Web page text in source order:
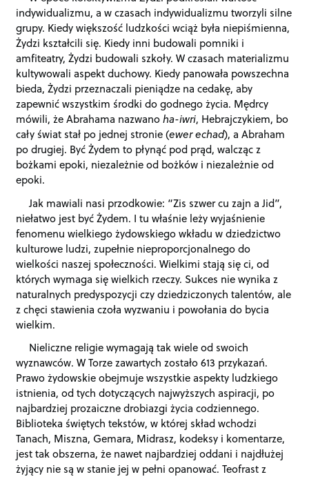
indywidualizmu, a w czasach indywidualizmu tworzyli silne
grupy. Kiedy większość ludzkości wciąż była niepiśmienna,
Żydzi kształcili się. Kiedy inni budowali pomniki i
amfiteatry, Żydzi budowali szkoły. W czasach materializmu
kultywowali aspekt duchowy. Kiedy panowała powszechna
bieda, Żydzi przeznaczali pieniądze na cedakę, aby
zapewnić wszystkim środki do godnego życia. Mędrcy
mówili, że Abrahama nazwanoha-iwri, Hebrajczykiem, bo
cały świat stał po jednej stronie (ewer echad), a Abraham
po drugiej. Być Żydem to płynąć pod prąd, walcząc z
bożkami epoki, niezależnie od bożków i niezależnie od
epoki.
Jak mawiali nasi przodkowie: “Zis szwer cu zajn a Jid”,
niełatwo jest być Żydem. I tu właśnie leży wyjaśnienie
fenomenu wielkiego żydowskiego wkładu w dziedzictwo
kulturowe ludzi, zupełnie nieproporcjonalnego do
wielkości naszej społeczności. Wielkimi stają się ci, od
których wymaga się wielkich rzeczy. Sukces nie wynika z
naturalnych predyspozycji czy dziedziczonych talentów, ale
z chęci stawienia czoła wyzwaniu i powołania do bycia
wielkim.
Nieliczne religie wymagają tak wiele od swoich
wyznawców. W Torze zawartych zostało 613 przykazań.
Prawo żydowskie obejmuje wszystkie aspekty ludzkiego
istnienia, od tych dotyczących najwyższych aspiracji, po
najbardziej prozaiczne drobiazgi życia codziennego.
Biblioteka świętych tekstów, w której skład wchodzi
Tanach, Miszna, Gemara, Midrasz, kodeksy i komentarze,
jest tak obszerna, że nawet najbardziej oddani i najdłużej
żyjący nie są w stanie jej w pełni opanować. Teofrast z